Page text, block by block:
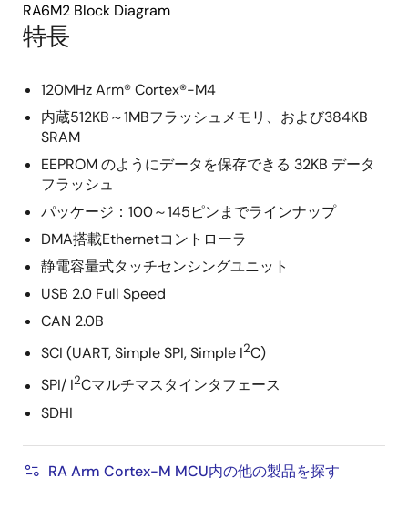
特長
120MHz Arm® Cortex®-M4
内蔵512KB～1MBフラッシュメモリ、および384KB
SRAM
EEPROM のようにデータを保存できる 32KB データ
フラッシュ
パッケージ：100～145ピンまでラインナップ
DMA搭載Ethernetコントローラ
静電容量式タッチセンシングユニット
USB 2.0 Full Speed
CAN 2.0B
SCI (UART, Simple SPI, Simple I2C)
SPI/ I2Cマルチマスタインタフェース
SDHI
RA Arm Cortex-M MCU内の他の製品を探す
RA6M2 Block Diagram